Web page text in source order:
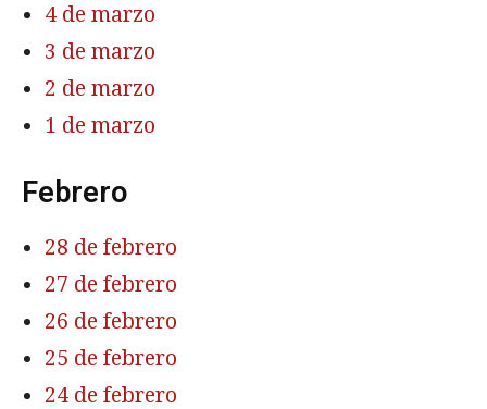
4 de marzo
3 de marzo
2 de marzo
1 de marzo
Febrero
28 de febrero
27 de febrero
26 de febrero
25 de febrero
24 de febrero